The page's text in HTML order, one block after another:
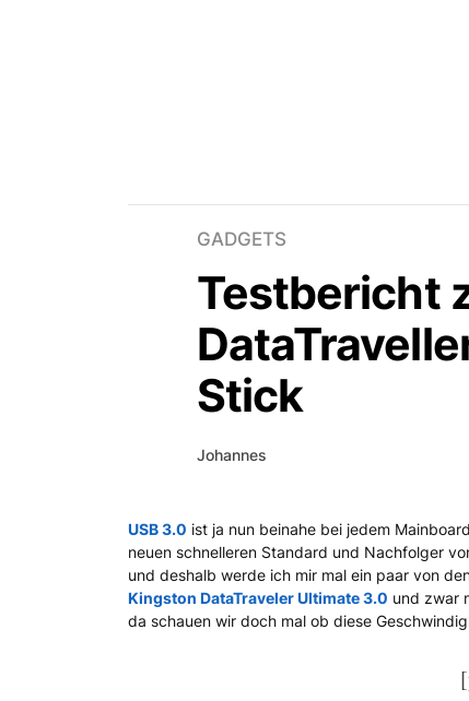
GADGETS
Testbericht
Stick
Johannes
Testbericht zum
USB 3.0 ist ja nun beinahe bei jedem
neuen schnelleren Standard und Nachfolger
und deshalb werde ich mir mal ein paar von
Kingston DataTraveler Ultimate 3.0 und zwar
da schauen wir doch mal ob diese